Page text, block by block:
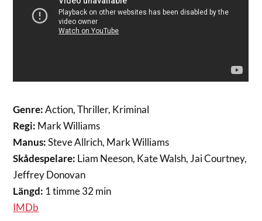
Genre:Action, Thriller, Kriminal
Regi: Mark Williams
Manus:Steve Allrich, Mark Williams
Skådespelare: Liam Neeson, Kate Walsh, Jai Courtney,
Jeffrey Donovan
Längd: 1 timme 32 min
IMDb